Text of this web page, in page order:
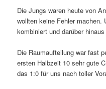
Die Jungs waren heute von
wollten keine Fehler machen.
kombiniert und darüber
Die Raumaufteilung war fast
ersten Halbzeit 10 sehr gute
das 1:0 für uns nach toller